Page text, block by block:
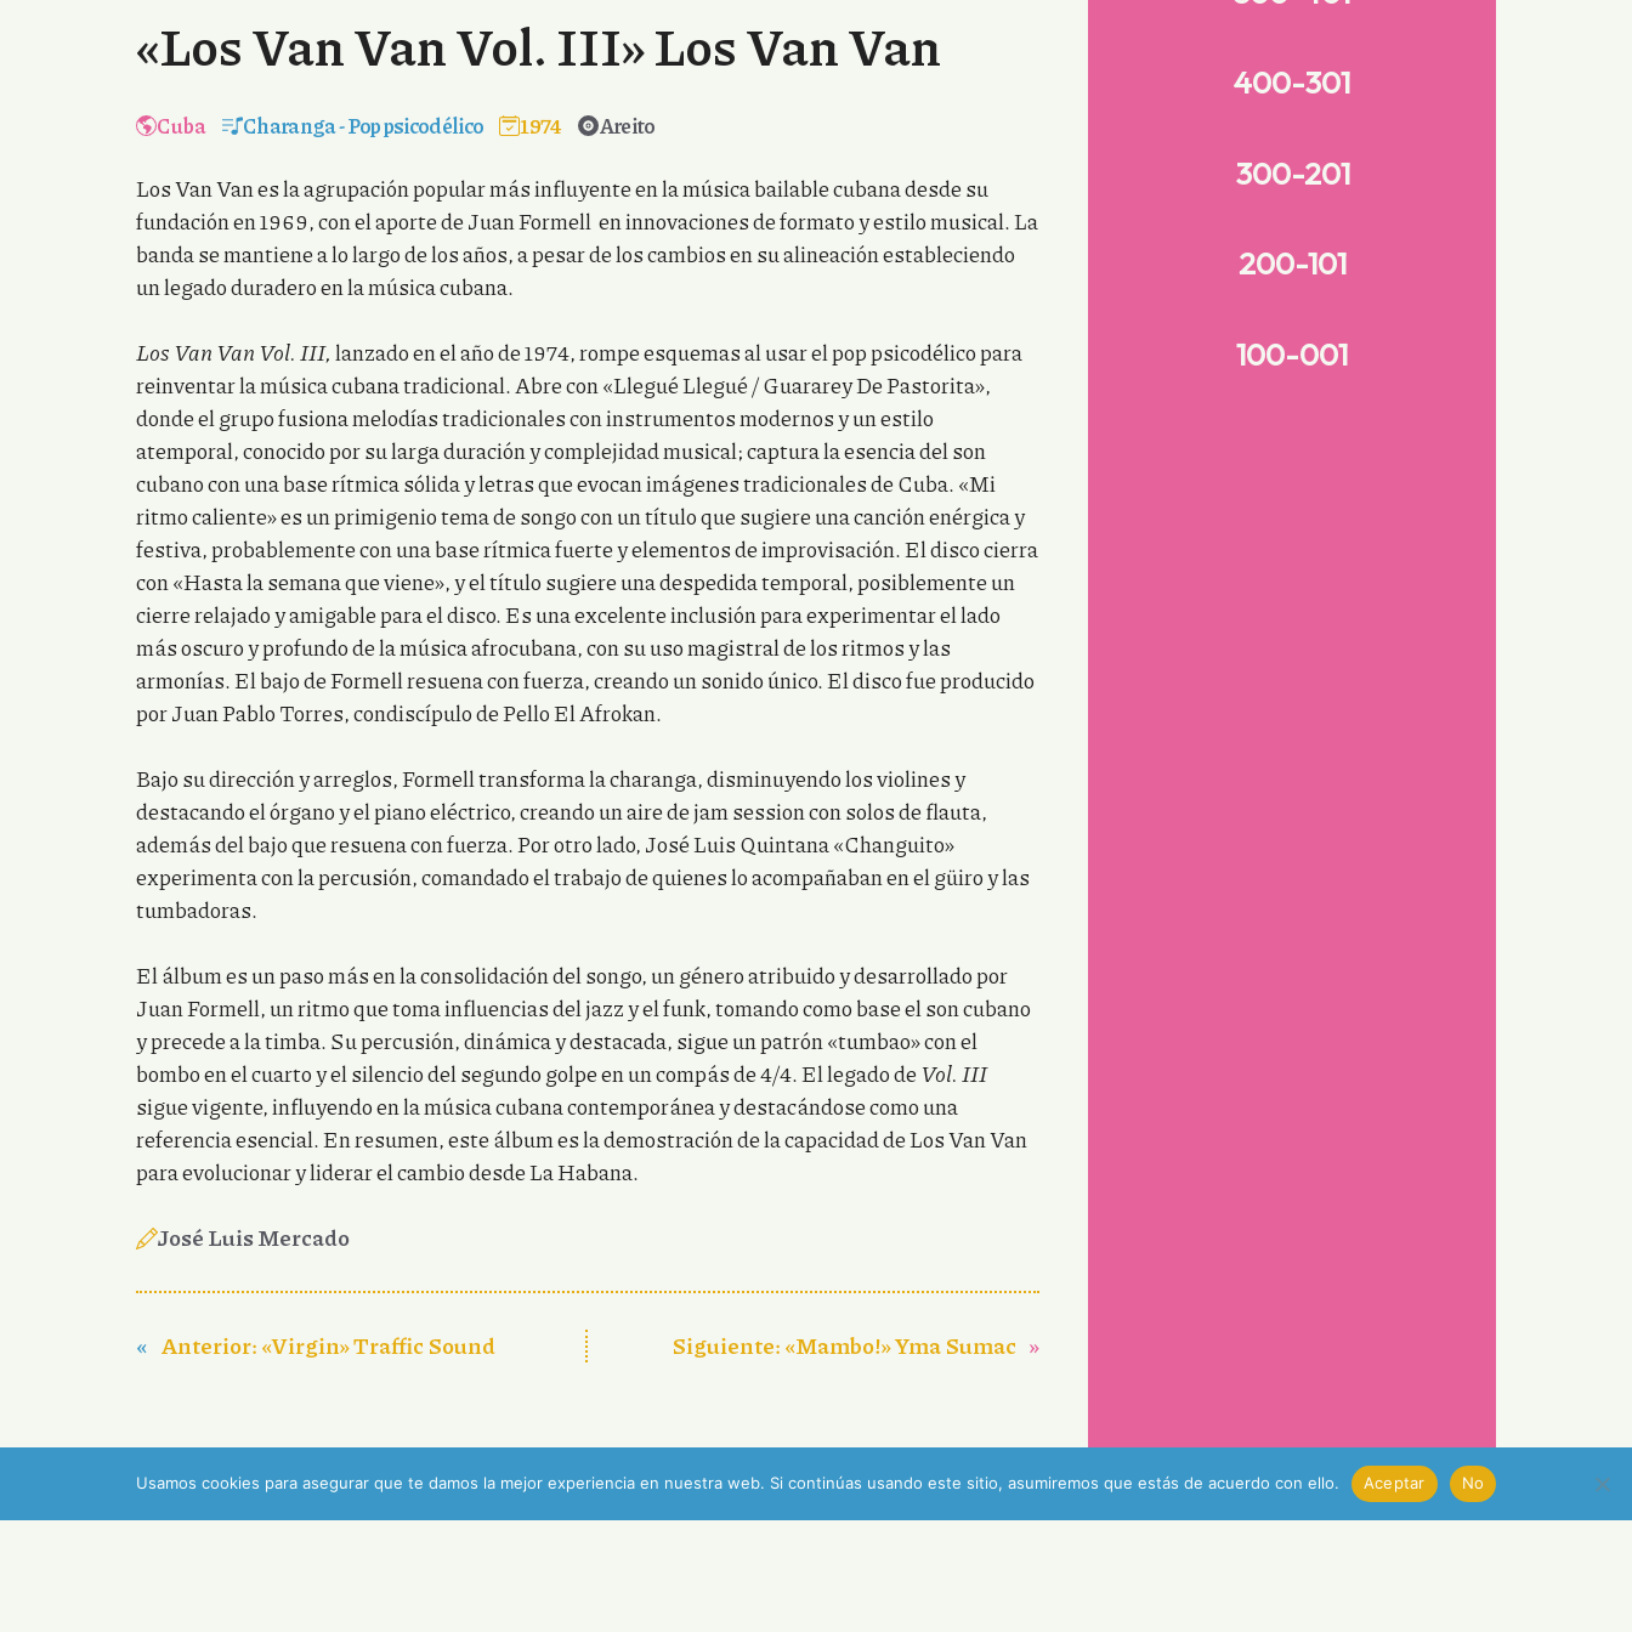
«Los Van Van Vol. III» Los Van Van
Cuba Charanga-Pop psicodélico 1974 Areito
Los Van Van es la agrupación popular más influyente en la música bailable cubana desde su
fundación en 1969, con el aporte de Juan Formell en innovaciones de formato y estilo musical. La
banda se mantiene a lo largo de los años, a pesar de los cambios en su alineación estableciendo
un legado duradero en la música cubana.
Los Van Van Vol. III,lanzado en el año de 1974, rompe esquemas al usar el pop psicodélico para
reinventar la música cubana tradicional. Abre con «Llegué Llegué / Guararey De Pastorita»,
donde el grupo fusiona melodías tradicionales con instrumentos modernos y un estilo
atemporal, conocido por su larga duración y complejidad musical; captura la esencia del son
cubano con una base rítmica sólida y letras que evocan imágenes tradicionales de Cuba. «Mi
ritmo caliente» es un primigenio tema de songo con un título que sugiere una canción enérgica y
festiva, probablemente con una base rítmica fuerte y elementos de improvisación. El disco cierra
con «Hasta la semana que viene», y el título sugiere una despedida temporal, posiblemente un
cierre relajado y amigable para el disco. Es una excelente inclusión para experimentar el lado
más oscuro y profundo de la música afrocubana, con su uso magistral de los ritmos y las
armonías. El bajo de Formell resuena con fuerza, creando un sonido único. El disco fue producido
por Juan Pablo Torres, condiscípulo de Pello El Afrokan.
Bajo su dirección y arreglos, Formell transforma la charanga, disminuyendo los violines y
destacando el órgano y el piano eléctrico, creando un aire de jam session con solos de flauta,
además del bajo que resuena con fuerza. Por otro lado, José Luis Quintana «Changuito»
experimenta con la percusión, comandado el trabajo de quienes lo acompañaban en el güiro y las
tumbadoras.
El álbum es un paso más en la consolidación del songo, un género atribuido y desarrollado por
Juan Formell, un ritmo que toma influencias del jazz y el funk, tomando como base el son cubano
y precede a la timba. Su percusión, dinámica y destacada, sigue un patrón «tumbao» con el
bombo en el cuarto y el silencio del segundo golpe en un compás de 4/4. El legado de Vol. III
sigue vigente, influyendo en la música cubana contemporánea y destacándose como una
referencia esencial. En resumen, este álbum es la demostración de la capacidad de Los Van Van
para evolucionar y liderar el cambio desde La Habana.
José Luis Mercado
« Anterior:«Virgin» Traffic Sound Siguiente:«Mambo!» Yma Sumac »
400-301
300-201
200-101
100-001
Usamos cookies para asegurar que te damos la mejor experiencia en nuestra web. Si continúas usando este sitio, asumiremos que estás de acuerdo con ello. Aceptar No